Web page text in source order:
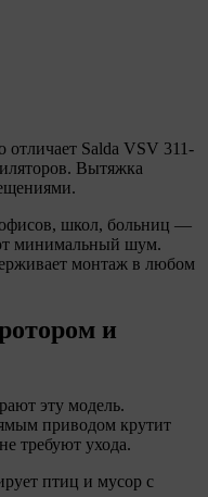
Salda VSV 311-
Вытяжка
школ, больниц —
минимальный шум.
монтаж в любом
и
эту модель.
приводом крутит
требуют ухода.
птиц и мусор с